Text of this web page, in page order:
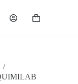
Carrinho
/